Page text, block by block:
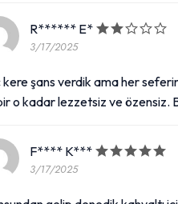
R****** E*
3/17/2025
kere şans verdik ama her
o kadar lezzetsiz ve özensiz.
F**** K***
3/17/2025